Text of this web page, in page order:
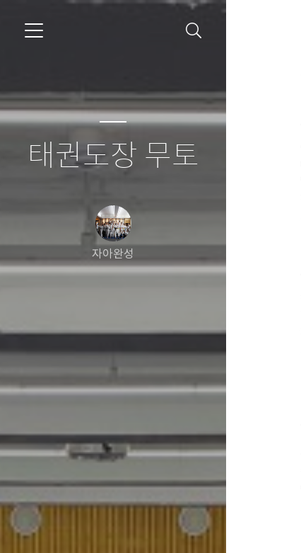
태권도장 무토
자아완성